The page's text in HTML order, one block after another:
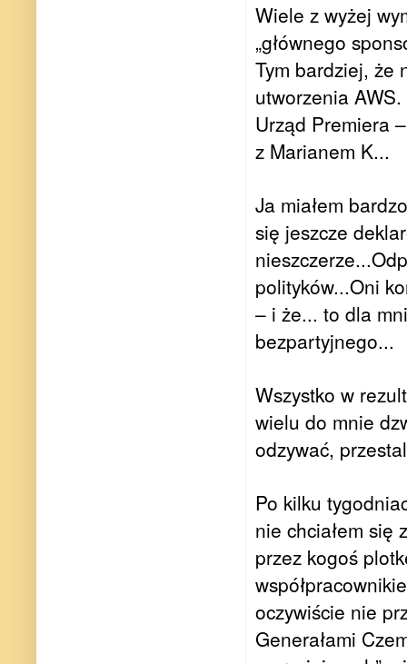
Wiele z wyżej
„głównego
Tym bardziej, że
utworzenia
Urząd Premiera
z Marianem K...
Ja miałem
się jeszcze
polityków...Oni
– i że... to dla
bezpartyjnego...
Wszystko w
wielu do mnie
odzywać,
Po kilku
nie chciałem się
przez kogoś
oczywiście nie
Generałami